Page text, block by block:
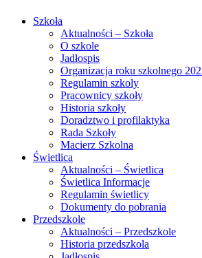
Szkoła
Aktualności – Szkoła
O szkole
Jadłospis
Organizacja roku szkolnego
Regulamin szkoly
Pracownicy szkoły
Historia szkoły
Doradztwo i profilaktyka
Rada Szkoły
Macierz Szkolna
Świetlica
Aktualności – Świetlica
Świetlica Informacje
Regulamin świetlicy
Dokumenty do pobrania
Przedszkole
Aktualności – Przedszkole
Historia przedszkola